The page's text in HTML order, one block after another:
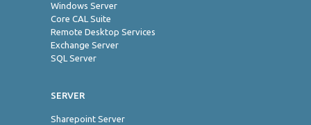
Windows Server
Core CAL Suite
Remote Desktop Services
Exchange Server
SQL Server
SERVER
Sharepoint Server